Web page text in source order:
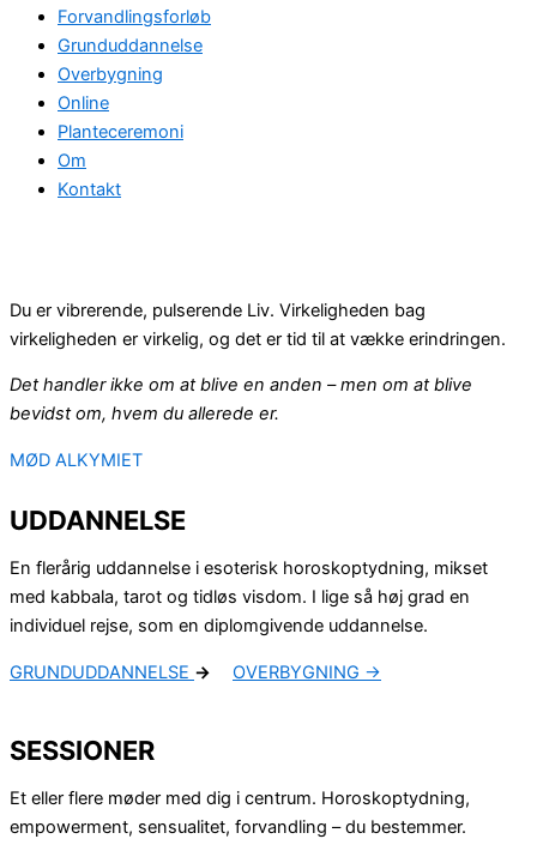
Forvandlingsforløb
Grunduddannelse
Overbygning
Online
Planteceremoni
Om
Kontakt
Du er vibrerende, pulserende Liv. Virkeligheden bag
virkeligheden er virkelig, og det er tid til at vække erindringen.
Det handler ikke om at blive en anden – men om at blive
bevidst om, hvem du allerede er.
MØD ALKYMIET
UDDANNELSE
En flerårig uddannelse i esoterisk horoskoptydning, mikset
med kabbala, tarot og tidløs visdom. I lige så høj grad en
individuel rejse, som en diplomgivende uddannelse.
GRUNDUDDANNELSE → OVERBYGNING →
SESSIONER
Et eller flere møder med dig i centrum. Horoskoptydning,
empowerment, sensualitet, forvandling – du bestemmer.